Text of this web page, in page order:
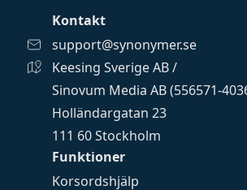
Funktioner
Korsordshjälp
Kontakt
support@synonymer.se
Keesing Sverige AB /
Sinovum Media AB (556571-
Holländargatan 23
111 60 Stockholm